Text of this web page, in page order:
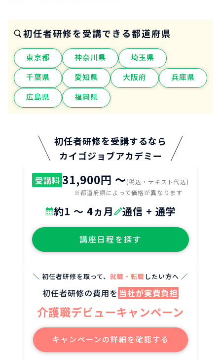
初任者研修を受講できる都道府県
東京都 神奈川県
埼玉県
千葉県
愛知県 大阪府
兵庫県
広島県
福岡県
初任者研修を受講するなら
カイゴジョブアカデミー
受講料 31,900円 〜(税込・テキスト代込)
※都道府県によって価格が異なります
約1 ～ 4ヵ月 通信 + 通学
講座日程を探す
＼ 初任者研修を取って、 就職・転職 したい方へ ／
初任者研修の費用を 当社が実費負担
介護職デビューキャンペーン
キャンペーンの詳細を確認する